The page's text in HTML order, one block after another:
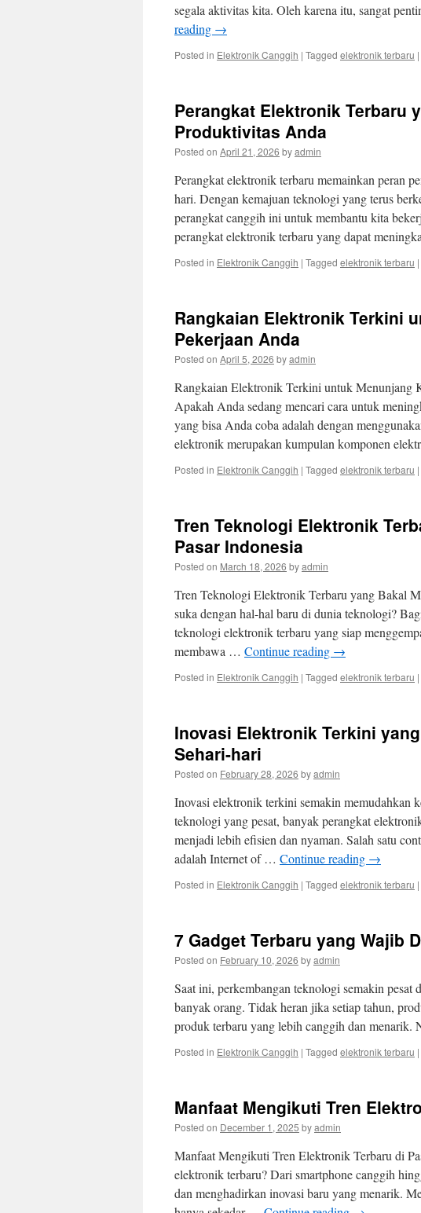
segala aktivitas kita. Oleh karena itu, sangat
reading →
Posted in Elektronik Canggih | Tagged elektronik terbaru |
Perangkat Elektronik Terbaru
Produktivitas Anda
Posted on April 21, 2026 byadmin
Perangkat elektronik terbaru memainkan peran
hari. Dengan kemajuan teknologi yang terus
perangkat canggih ini untuk membantu kita
perangkat elektronik terbaru yang dapat
Posted in Elektronik Canggih | Tagged elektronik terbaru |
Rangkaian Elektronik Terkini
Pekerjaan Anda
Posted on April 5, 2026 byadmin
Rangkaian Elektronik Terkini untuk Menunjang
Apakah Anda sedang mencari cara untuk
yang bisa Anda coba adalah dengan
elektronik merupakan kumpulan komponen
Posted in Elektronik Canggih | Tagged elektronik terbaru |
Tren Teknologi Elektronik
Pasar Indonesia
Posted on March 18, 2026 byadmin
Tren Teknologi Elektronik Terbaru yang Bakal
suka dengan hal-hal baru di dunia teknologi?
teknologi elektronik terbaru yang siap
membawa … Continue reading →
Posted in Elektronik Canggih | Tagged elektronik terbaru |
Inovasi Elektronik Terkini
Sehari-hari
Posted on February 28, 2026 byadmin
Inovasi elektronik terkini semakin memudahkan
teknologi yang pesat, banyak perangkat
menjadi lebih efisien dan nyaman. Salah satu
adalah Internet of … Continue reading →
Posted in Elektronik Canggih | Tagged elektronik terbaru |
7 Gadget Terbaru yang Wajib
Posted on February 10, 2026 byadmin
Saat ini, perkembangan teknologi semakin pesat
banyak orang. Tidak heran jika setiap tahun,
produk terbaru yang lebih canggih dan
Posted in Elektronik Canggih | Tagged elektronik terbaru |
Manfaat Mengikuti Tren
Posted on December 1, 2025 byadmin
Manfaat Mengikuti Tren Elektronik Terbaru di
elektronik terbaru? Dari smartphone canggih
dan menghadirkan inovasi baru yang menarik.